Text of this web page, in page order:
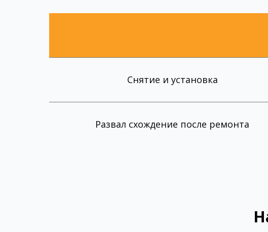
Снятие и установка
Развал схождение после ремонта